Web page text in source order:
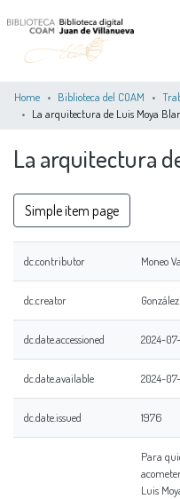
STATISTICS
Home Biblioteca del COAM
La arquitectura de Luis Moya
La arquitectura
Simple item page
dc.contributor Moneo
dc.creator
dc.date.accessioned 2024-
dc.date.available 2024-
dc.date.issued 1976
Para
Luis